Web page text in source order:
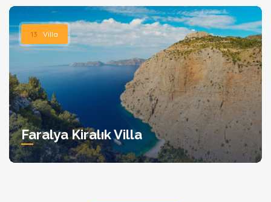
13 Villa
Faralya Kiralık Villa